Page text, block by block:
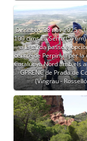
Dissabte, 08 nov 2025 -
100 cims La Serra
a la tarda passeig
centre de Perpinyà per la
Catalunya Nord amb els
GPRENC de Prada de
(Vingrau -